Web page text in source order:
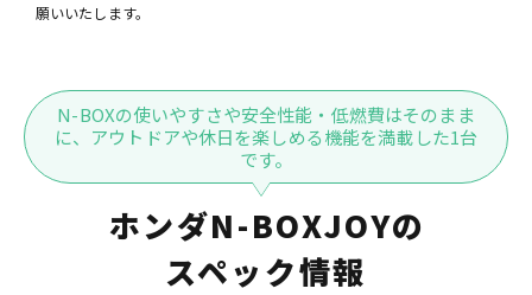
願いいたします。
N-BOXの使いやすさや安全性能・低燃費はそのまま
に、アウトドアや休日を楽しめる機能を満載した1台
です。
ホンダN-BOXJOYの
スペック情報